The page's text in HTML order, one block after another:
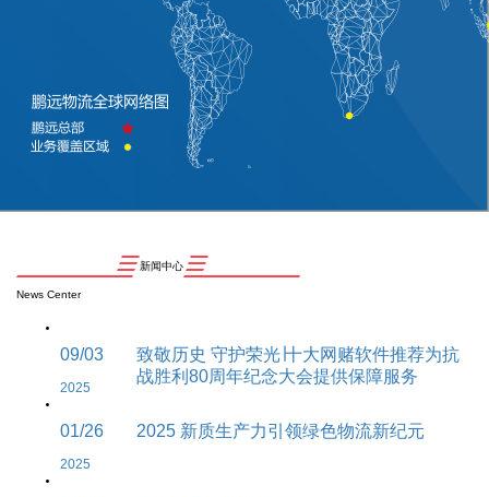
新闻中心
News Center
09/03
2025
致敬历史 守护荣光∣十大网赌软件推荐为抗
战胜利80周年纪念大会提供保障服务
01/26
2025
2025 新质生产力引领绿色物流新纪元